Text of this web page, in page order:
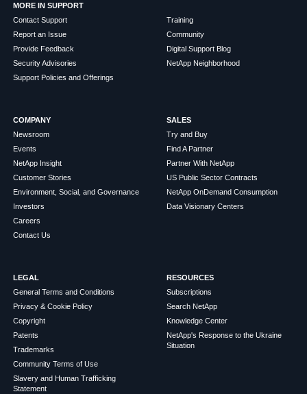
MORE IN SUPPORT
Contact Support
Report an Issue
Provide Feedback
Security Advisories
Support Policies and Offerings
Training
Community
Digital Support Blog
NetApp Neighborhood
COMPANY
Newsroom
Events
NetApp Insight
Customer Stories
Environment, Social, and Governance
Investors
Careers
Contact Us
SALES
Try and Buy
Find A Partner
Partner With NetApp
US Public Sector Contracts
NetApp OnDemand Consumption
Data Visionary Centers
LEGAL
General Terms and Conditions
Privacy & Cookie Policy
Copyright
Patents
Trademarks
Community Terms of Use
Slavery and Human Trafficking
Statement
RESOURCES
Subscriptions
Search NetApp
Knowledge Center
NetApp's Response to the Ukraine
Situation